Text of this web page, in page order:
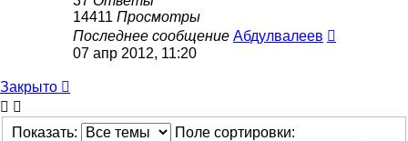
14411 Просмотры
Последнее сообщение Абдулвалеев
07 апр 2012, 11:20
Закрыто
Показать:
Поле сортировки: